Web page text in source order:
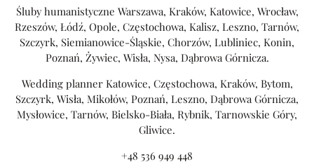
Śluby humanistyczne Warszawa, Kraków, Katowice, Wrocław,
Rzeszów, Łódź, Opole, Częstochowa, Kalisz, Leszno, Tarnów,
Szczyrk, Siemianowice-Śląskie, Chorzów, Lubliniec, Konin,
Poznań, Żywiec, Wisła, Nysa, Dąbrowa Górnicza.
Wedding planner Katowice, Częstochowa, Kraków, Bytom,
Szczyrk, Wisła, Mikołów, Poznań, Leszno, Dąbrowa Górnicza,
Mysłowice, Tarnów, Bielsko-Biała, Rybnik, Tarnowskie Góry,
Gliwice.
+48 536 949 448